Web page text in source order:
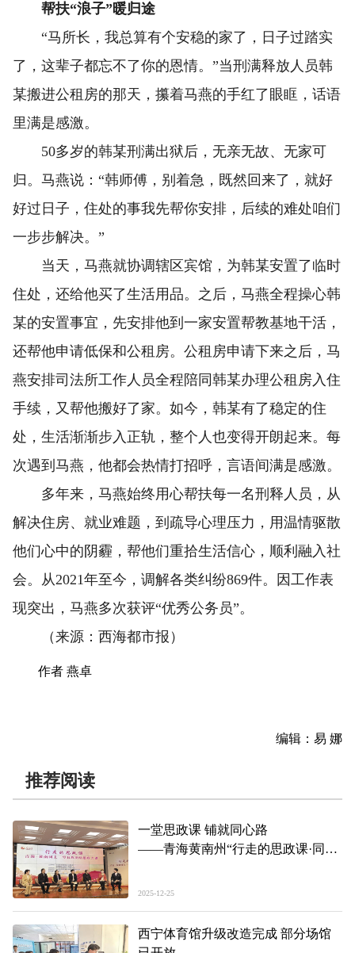
帮扶“浪子”暖归途
“马所长，我总算有个安稳的家了，日子过踏实
了，这辈子都忘不了你的恩情。”当刑满释放人员韩
某搬进公租房的那天，攥着马燕的手红了眼眶，话语
里满是感激。
50多岁的韩某刑满出狱后，无亲无故、无家可
归。马燕说：“韩师傅，别着急，既然回来了，就好
好过日子，住处的事我先帮你安排，后续的难处咱们
一步步解决。”
当天，马燕就协调辖区宾馆，为韩某安置了临时
住处，还给他买了生活用品。之后，马燕全程操心韩
某的安置事宜，先安排他到一家安置帮教基地干活，
还帮他申请低保和公租房。公租房申请下来之后，马
燕安排司法所工作人员全程陪同韩某办理公租房入住
手续，又帮他搬好了家。如今，韩某有了稳定的住
处，生活渐渐步入正轨，整个人也变得开朗起来。每
次遇到马燕，他都会热情打招呼，言语间满是感激。
多年来，马燕始终用心帮扶每一名刑释人员，从
解决住房、就业难题，到疏导心理压力，用温情驱散
他们心中的阴霾，帮他们重拾生活信心，顺利融入社
会。从2021年至今，调解各类纠纷869件。因工作表
现突出，马燕多次获评“优秀公务员”。
（来源：西海都市报）
作者 燕卓
编辑：易 娜
推荐阅读
一堂思政课 铺就同心路
——青海黄南州“行走的思政课·同上
2025-12-25
西宁体育馆升级改造完成 部分场馆